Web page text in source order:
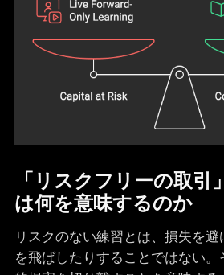
「リスクフリーの取引
は何を意味するのか
リスクのない練習とは、損失を
を飛ばしたりすることではない